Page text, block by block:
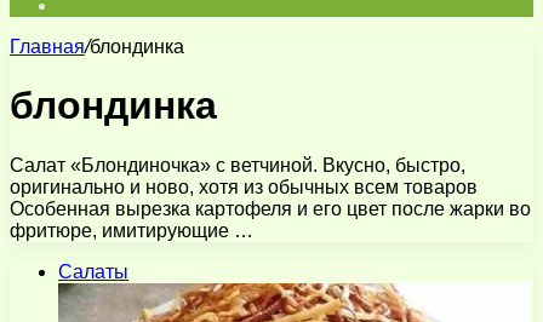
Главная/блондинка
блондинка
Салат «Блондиночка» с ветчиной. Вкусно, быстро,
оригинально и ново, хотя из обычных всем товаров
Особенная вырезка картофеля и его цвет после жарки во
фритюре, имитирующие …
Салаты